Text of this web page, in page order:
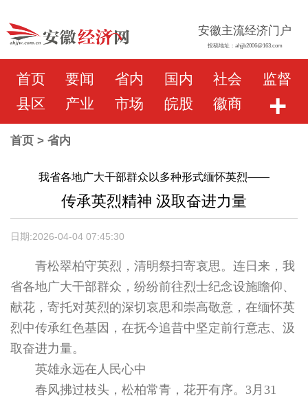
安徽主流经济门户
投稿地址：ahjjb2006@163.com
首页 要闻 省内 国内 社会
监督
县区
产业 市场 皖股 徽商 +
首页> 省内
我省各地广大干部群众以多种形式缅怀英烈——
传承英烈精神 汲取奋进力量
日期:2026-04-04 07:45:30
青松翠柏守英烈，清明祭扫寄哀思。连日来，我
省各地广大干部群众，纷纷前往烈士纪念设施瞻仰、
献花，寄托对英烈的深切哀思和崇高敬意，在缅怀英
烈中传承红色基因，在抚今追昔中坚定前行意志、汲
取奋进力量。
英雄永远在人民心中
春风拂过枝头，松柏常青，花开有序。3月31